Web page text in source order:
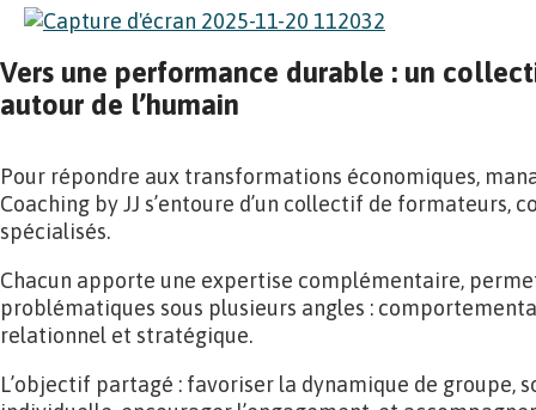
Vers une performance durable : un
autour de l’humain
Pour répondre aux transformations économiques,
Coaching by JJ s’entoure d’un collectif de formateurs,
spécialisés.
Chacun apporte une expertise complémentaire,
problématiques sous plusieurs angles :
relationnel et stratégique.
L’objectif partagé : favoriser la dynamique de groupe,